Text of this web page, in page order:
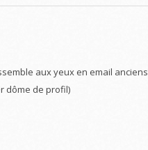
aux yeux en email anciens
dôme de profil)